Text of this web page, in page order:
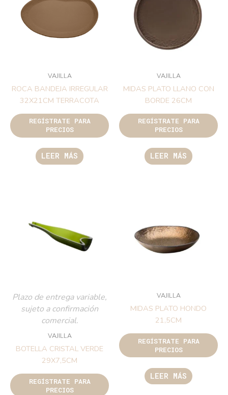
VAJILLA
ROCA BANDEJA IRREGULAR
32X21CM TERRACOTA
REGÍSTRATE PARA
PRECIOS
LEER MÁS
VAJILLA
MIDAS PLATO LLANO CON
BORDE 26CM
REGÍSTRATE PARA
PRECIOS
LEER MÁS
Plazo de entrega variable,
sujeto a confirmación
comercial.
VAJILLA
BOTELLA CRISTAL VERDE
29X7,5CM
REGÍSTRATE PARA
PRECIOS
VAJILLA
MIDAS PLATO HONDO
21,5CM
REGÍSTRATE PARA
PRECIOS
LEER MÁS